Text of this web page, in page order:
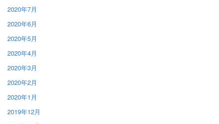
2020年7月
2020年6月
2020年5月
2020年4月
2020年3月
2020年2月
2020年1月
2019年12月